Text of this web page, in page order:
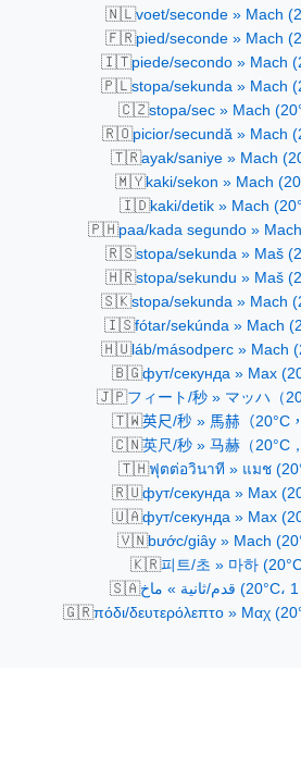
🇳🇱voet/seconde » Mach
🇫🇷pied/seconde » Mach
🇮🇹piede/secondo » Mach
🇵🇱stopa/sekunda » Mach
🇨🇿stopa/sec » Mach
🇷🇴picior/secundă » Mach
🇹🇷ayak/saniye » Mach
🇲🇾kaki/sekon » Mach
🇮🇩kaki/detik » Mach
🇵🇭paa/kada segundo »
🇷🇸stopa/sekunda » Maš
🇭🇷stopa/sekundu » Maš
🇸🇰stopa/sekunda » Mach
🇮🇸fótar/sekúnda » Mach
🇭🇺láb/másodperc » Mach
🇧🇬фут/секунда » Мах
🇯🇵フィート/秒 » マッハ（
🇹🇼英尺/秒 » 馬赫（20°C
🇨🇳英尺/秒 » 马赫（20°C
🇹🇭ฟุตต่อวินาที » แมช
🇷🇺фут/секунда » Мах
🇺🇦фут/секунда » Мах
🇻🇳bước/giây » Mach
🇰🇷피트/초 » 마하
🇸🇦
🇬🇷πόδι/δευτερόλεπτο » Μαχ